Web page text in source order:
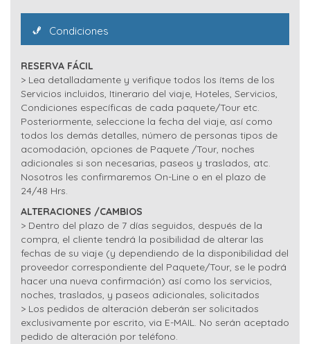
Condiciones
RESERVA FÁCIL
> Lea detalladamente y verifique todos los ítems de los
Servicios incluidos, Itinerario del viaje, Hoteles, Servicios,
Condiciones específicas de cada paquete/Tour etc.
Posteriormente, seleccione la fecha del viaje, así como
todos los demás detalles, número de personas tipos de
acomodación, opciones de Paquete /Tour, noches
adicionales si son necesarias, paseos y traslados, atc.
Nosotros les confirmaremos On-Line o en el plazo de
24/48 Hrs.
ALTERACIONES /CAMBIOS
> Dentro del plazo de 7 días seguidos, después de la
compra, el cliente tendrá la posibilidad de alterar las
fechas de su viaje (y dependiendo de la disponibilidad del
proveedor correspondiente del Paquete/Tour, se le podrá
hacer una nueva confirmación) así como los servicios,
noches, traslados, y paseos adicionales, solicitados
> Los pedidos de alteración deberán ser solicitados
exclusivamente por escrito, via E-MAIL. No serán aceptado
pedido de alteración por teléfono.